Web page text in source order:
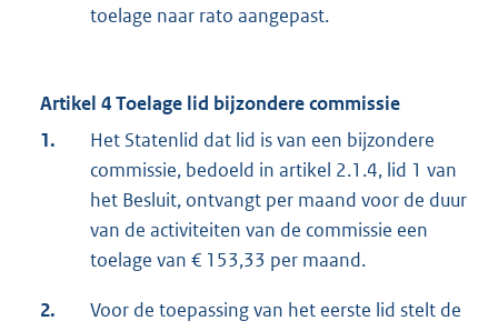
toelage naar rato aangepast.
Artikel 4 Toelage lid bijzondere commissie
1.
Het Statenlid dat lid is van een bijzondere
commissie, bedoeld in artikel 2.1.4, lid 1 van
het Besluit, ontvangt per maand voor de duur
van de activiteiten van de commissie een
toelage van € 153,33 per maand.
2.
Voor de toepassing van het eerste lid stelt de